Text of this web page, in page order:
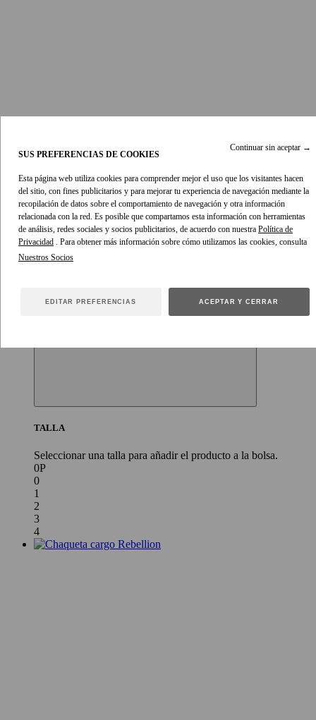
Continuar sin aceptar →
SUS PREFERENCIAS DE COOKIES
Esta página web utiliza cookies para comprender mejor el uso que los visitantes hacen
del sitio, con fines publicitarios y para mejorar tu experiencia de navegación mediante la
recopilación de datos sobre el comportamiento de navegación y otra información
relacionada con la red. Es posible que compartamos esta información con herramientas
de análisis, redes sociales y socios publicitarios, de acuerdo con nuestra Política de
Privacidad . Para obtener más información sobre cómo utilizamos las cookies, consulta
EDITAR PREFERENCIAS ACEPTAR Y CERRAR
1475 € 1035 €
TALLA
Seleccionar una talla para añadir el producto a la bolsa.
0P
0
1
2
3
4